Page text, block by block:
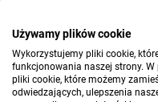
Młodzież
Styl
Używamy plików cookie
Wykorzystujemy pliki cookie,
funkcjonowania naszej strony.
pliki cookie, które możemy
odwiedzających, ulepszenia